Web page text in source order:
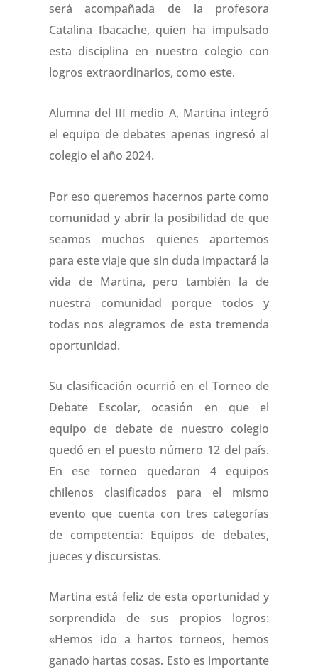
será acompañada de la profesora
Catalina Ibacache, quien ha impulsado
esta disciplina en nuestro colegio con
logros extraordinarios, como este.
Alumna del III medio A, Martina integró
el equipo de debates apenas ingresó al
colegio el año 2024.
Por eso queremos hacernos parte como
comunidad y abrir la posibilidad de que
seamos muchos quienes aportemos
para este viaje que sin duda impactará la
vida de Martina, pero también la de
nuestra comunidad porque todos y
todas nos alegramos de esta tremenda
oportunidad.
Su clasificación ocurrió en el Torneo de
Debate Escolar, ocasión en que el
equipo de debate de nuestro colegio
quedó en el puesto número 12 del país.
En ese torneo quedaron 4 equipos
chilenos clasificados para el mismo
evento que cuenta con tres categorías
de competencia: Equipos de debates,
jueces y discursistas.
Martina está feliz de esta oportunidad y
sorprendida de sus propios logros:
«Hemos ido a hartos torneos, hemos
ganado hartas cosas. Esto es importante